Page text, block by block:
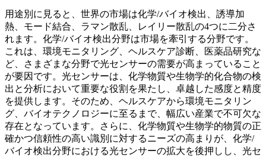
用途別に見ると、世界の市場は化学/バイオ検出、誘導加
熱、モード結合、ラマン散乱、レイリー散乱の4つに二分さ
れます。化学/バイオ検出分野は市場を牽引する分野です。
これは、環境モニタリング、ヘルスケア診断、医薬品研究な
ど、さまざまな分野で光センサーの需要が高まっていること
が要因です。光センサーは、化学物質や生物学的化合物の検
出と分析において重要な役割を果たし、卓越した感度と精度
を提供します。そのため、ヘルスケアから環境モニタリン
グ、バイオテクノロジーに至るまで、幅広い産業で不可欠な
存在となっています。さらに、化学物質や生物学的物質の正
確かつ信頼性の高い識別に対するニーズの高まりが、化学/
バイオ検出分野における光センサーの拡大を後押しし、光セ